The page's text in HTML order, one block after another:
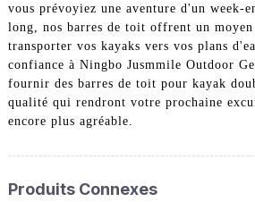
vous prévoyiez une aventure d'un week-
long, nos barres de toit offrent un
transporter vos kayaks vers vos plans
confiance à Ningbo Jusmmile Outdoor
fournir des barres de toit pour kayak
qualité qui rendront votre prochaine
encore plus agréable.
Produits Connexes